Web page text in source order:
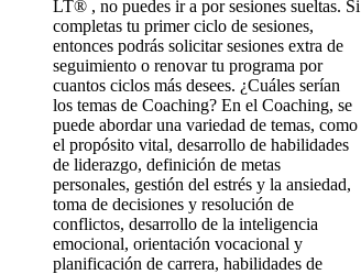
LT® , no puedes ir a por sesiones sueltas. Si
completas tu primer ciclo de sesiones,
entonces podrás solicitar sesiones extra de
seguimiento o renovar tu programa por
cuantos ciclos más desees. ¿Cuáles serían
los temas de Coaching? En el Coaching, se
puede abordar una variedad de temas, como
el propósito vital, desarrollo de habilidades
de liderazgo, definición de metas
personales, gestión del estrés y la ansiedad,
toma de decisiones y resolución de
conflictos, desarrollo de la inteligencia
emocional, orientación vocacional y
planificación de carrera, habilidades de